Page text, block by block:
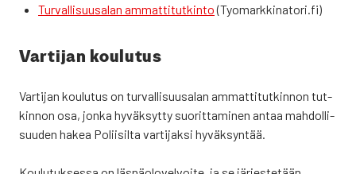
Tur­val­li­suusa­lan ammat­ti­tut­kin­to(Tyomarkkinatori.fi)
Var­ti­jan kou­lu­tus
Var­ti­jan kou­lu­tus on tur­val­li­suusa­lan ammat­ti­tut­kin­non tut­
kin­non osa, jon­ka hyväk­syt­ty suo­rit­ta­mi­nen antaa mah­dol­li­
suu­den hakea Polii­sil­ta var­ti­jak­si hyväk­syn­tää.